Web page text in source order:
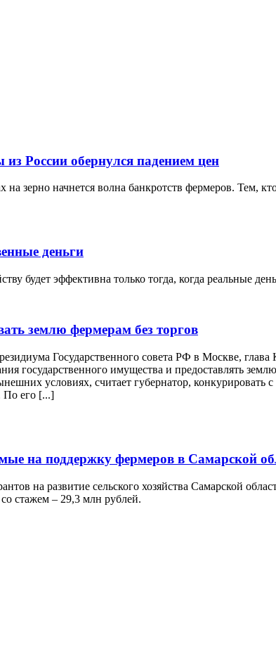
России обернулся падением цен
зерно начнется волна банкротств фермеров. Тем,
деньги
будет эффективна только тогда, когда реальные
землю фермерам без торгов
Государственного совета РФ в Москве,
государственного имущества и предоставлять
условиях, считает губернатор, конкурировать
По его [...]
на поддержку фермеров в Самарской
на развитие сельского хозяйства Самарской
стажем – 29,3 млн рублей.